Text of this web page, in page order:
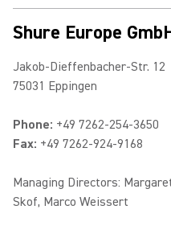
Shure Europe
Jakob-Dieffenbacher-Str. 12
75031 Eppingen
Phone: +49 7262-254-3650
Fax: +49 7262-924-9168
Managing Directors:
Skof, Marco Weissert